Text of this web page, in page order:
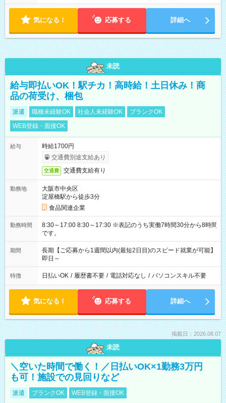
気になる！ 応募する 詳細へ
未読
給与即払いOK！駅チカ！高時給！土日休み！商
品の荷受け、梱包
派遣 職種未経験OK 社会人未経験OK
ブランクOK
WEB登録・面接OK
給与
時給1700円
交通費別途支給あり
交通費 交通費支給有り
勤務地
大阪市中央区
淀屋橋駅から徒歩3分
食品関連企業
勤務時間
8:30～17:00 8:30～17:30 ※表記のうち実働7時間30分から8時間
です。
期間
長期【ご応募から1週間以内(最短2日目)のスピード就業が可能】
即日～
特徴 日払いOK / 履歴書不要 / 電話対応なし / パソコンスキル不要
気になる！ 応募する 詳細へ
掲載日：2026.08.07
未読
＼空いた時間で働く！／日払いOK×1勤務3万円
も可！施設での見回りなど
派遣 ブランクOK WEB登録・面接OK